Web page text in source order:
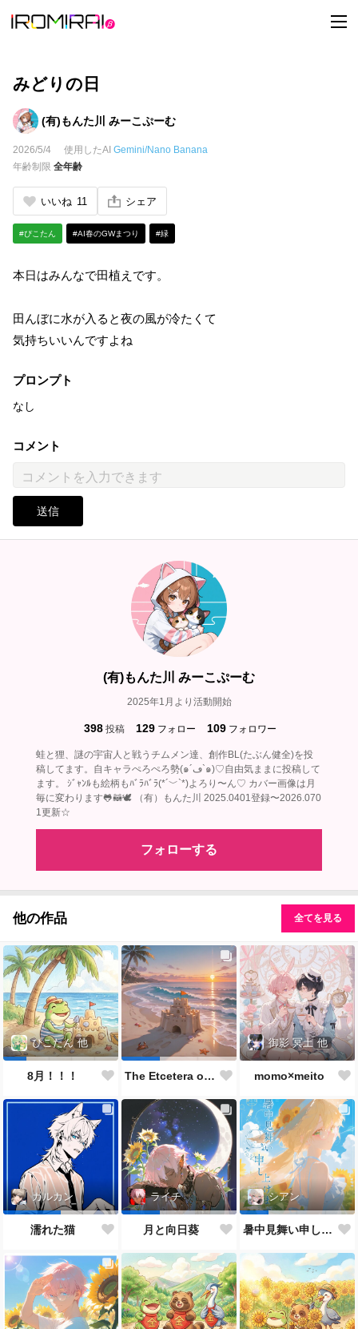
t
o
みどりの日
(有)もんた川 みーこぷーむ
2026/5/4 使用したAI Gemini/Nano Banana
年齢制限 全年齢
いいね 11 シェア
#ぴこたん #AI春のGWまつり #緑
本日はみんなで田植えです。
田んぼに水が入ると夜の風が冷たくて
気持ちいいんですよね
プロンプト
なし
コメント
送信
(有)もんた川 みーこぷーむ
2025年1月より活動開始
398 投稿 129 フォロー 109 フォロワー
蛙と狸、謎の宇宙人と戦うチムメン達、創作BL(たぶん健全)を投
稿してます。自キャラぺろぺろ勢(๑´ڡ`๑)♡自由気ままに投稿して
ます。 ｼﾞｬﾝﾙも絵柄もﾊﾞﾗﾊﾞﾗ(*´﹀`*)よろり〜ん♡ カバー画像は月
毎に変わります🐸🦝🕊‎ （有）もんた川 2025.0401登録〜2026.070
1更新☆
フォローする
他の作品 全てを見る
ぴこたん 他
8月！！！ The Etcetera of the Sea and Crabs
御影 冥土 他
momo×meito
カルカン
濡れた猫
ライチ
月と向日葵
シアン
暑中見舞い申し上げます🌻